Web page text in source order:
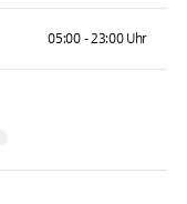
05:00 - 23:00 Uhr